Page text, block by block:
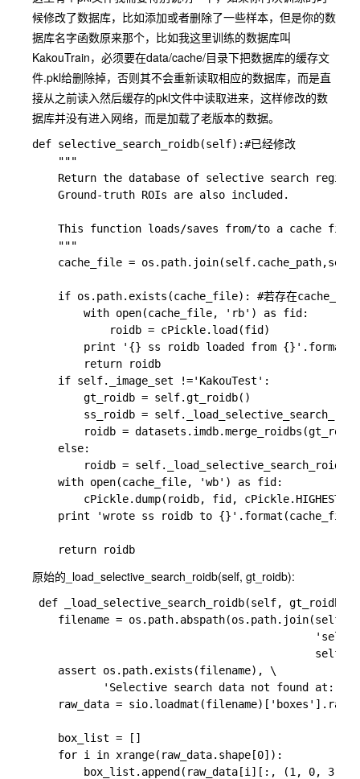
候修改了数据库，比如添加或者删除了一些样本，但是你的数
据库名字函数原来那个，比如我这里训练的数据库叫
KakouTrain，必须要在data/cache/目录下把数据库的缓存文
件.pkl给删除掉，否则其不会重新读取相应的数据库，而是直
接从之前读入然后缓存的pkl文件中读取进来，这样修改的数
据库并没有进入网络，而是加载了老版本的数据。
def selective_search_roidb(self):#已经修改
    """
Return the database of selective search
    Ground-truth ROIs are also included.
This function loads/saves from/to a cache file
    """
cache_file =
if os.path.exists(cache_file): #若存在cache_file
        with open(cache_file, 'rb') as fid:
            roidb = cPickle.load(fid)
print '{} ss roidb loaded from
        return roidb
    if self._image_set !='KakouTest':
        gt_roidb = self.gt_roidb()
ss_roidb =
roidb =
    else:
roidb =
    with open(cache_file, 'wb') as fid:
cPickle.dump(roidb, fid,
    print 'wrote ss roidb to {}'.format(cache_file)
原始的_load_selective_search_roidb(self, gt_roidb):
def _load_selective_search_roidb(self, gt_roidb):
filename =
    assert os.path.exists(filename), \
'Selective search data not found at:
raw_data =
    box_list = []
    for i in xrange(raw_data.shape[0]):
box_list.append(raw_data[i][:, (1, 0, 3,